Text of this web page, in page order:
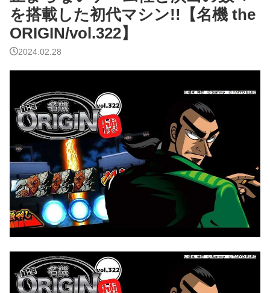
を搭載した初代マシン!!【名機 the
ORIGIN/vol.322】
2024.02.28